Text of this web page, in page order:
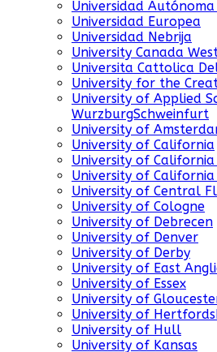
Universidad
Universidad Europea
Universidad Nebrija
University Canada
Universita Cattolica
University for the
University of Applied
WurzburgSchweinfurt
University of
University of California
University of
University of California
University of Central
University of Cologne
University of Debrecen
University of Denver
University of Derby
University of East
University of Essex
University of
University of
University of Hull
University of Kansas